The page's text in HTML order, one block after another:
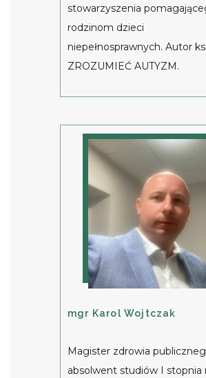
stowarzyszenia
rodzinom dzieci
niepełnosprawnych. Autor
ZROZUMIEĆ AUTYZM.
mgr Karol Wojtczak
Magister zdrowia
absolwent studiów I stopnia